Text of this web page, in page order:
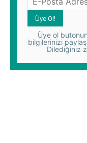
Üye ol
bilgilerinizi
Dilediğiniz